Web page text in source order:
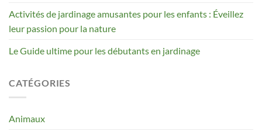
Activités de jardinage amusantes pour les enfants : Éveillez
leur passion pour la nature
Le Guide ultime pour les débutants en jardinage
CATÉGORIES
Animaux